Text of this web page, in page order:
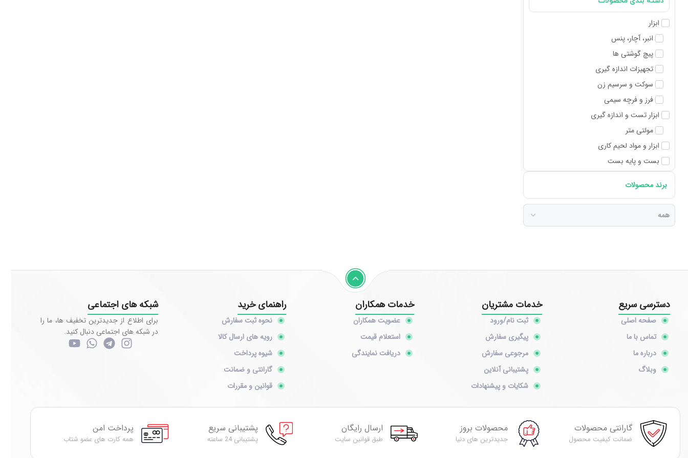
ابزار
انبر، آچار، پنس
پیچ گوشتی ها
تجهیزات اندازه گیری
سوکت و سرسیم زن
فرز و فرچه سیمی
ابزار تست و اندازه گیری
مولتی متر
ابزار و مواد لحیم کاری
بست و پایه بست
تجهیزات شبکه
آچار شبکه
سرسیم آلات
وایرشو
سوکت مخابراتی
سیستم سانترال
سیستمهای امنیتی
تجهیزات دوربین مداربسته
جانبی دزدگیر
برند محصولات
دسترسی سریع
صفحه اصلی
تماس با ما
درباره ما
وبلاگ
خدمات مشتریان
ثبت نام/ورود
پیگیری سفارش
مرجوعی سفارش
پشتیبانی آنلاین
شکایات و پیشنهادات
خدمات همکاران
عضویت همکاران
استعلام قیمت
دریافت نمایندگی
راهنمای خرید
نحوه ثبت سفارش
رویه های ارسال کالا
شیوه پرداخت
گارانتی و ضمانت
قوانین و مقررات
شبکه های اجتماعی
برای اطلاع از جدیدترین تخفیف ها، ما را
در شبکه های اجتماعی دنبال کنید.
گارانتی محصولات
ضمانت کیفیت محصول
محصولات بروز
جدیدترین های دنیا
ارسال رایگان
طبق قوانین سایت
پشتیبانی سریع
پشتیبانی 24 ساعته
پرداخت امن
همه کارت های عضو شتاب